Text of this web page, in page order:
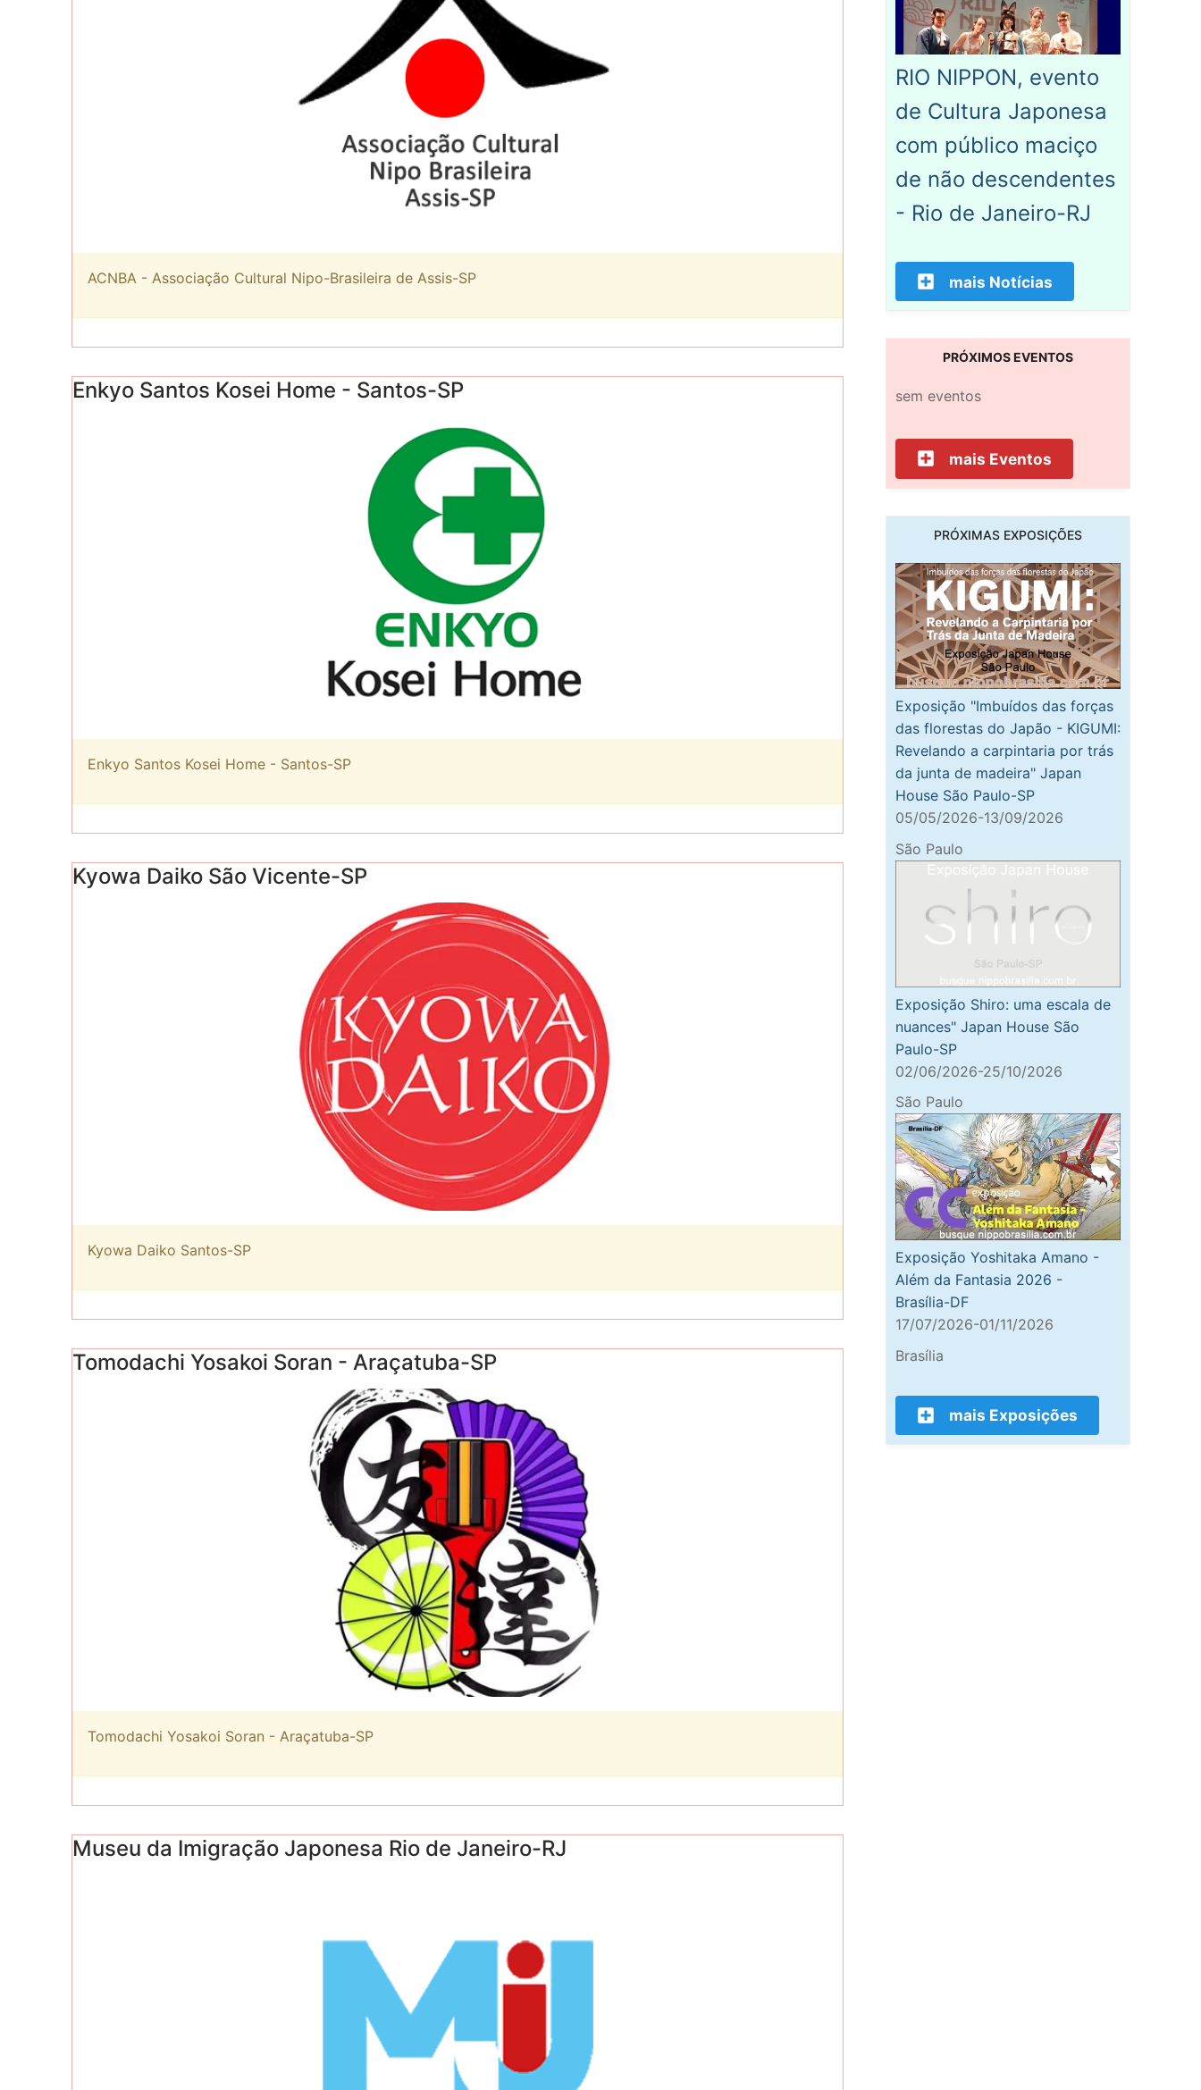
ACNBA - Associação Cultural Nipo-Brasileira de Assis-SP
Enkyo Santos Kosei Home - Santos-SP
Enkyo Santos Kosei Home - Santos-SP
Kyowa Daiko São Vicente-SP
Kyowa Daiko Santos-SP
Tomodachi Yosakoi Soran - Araçatuba-SP
Tomodachi Yosakoi Soran - Araçatuba-SP
Museu da Imigração Japonesa Rio de Janeiro-RJ
RIO NIPPON, evento
de Cultura Japonesa
com público maciço
de não descendentes
- Rio de Janeiro-RJ
mais Notícias
PRÓXIMOS EVENTOS
sem eventos
mais Eventos
PRÓXIMAS EXPOSIÇÕES
Exposição "Imbuídos das forças
das florestas do Japão - KIGUMI:
Revelando a carpintaria por trás
da junta de madeira" Japan
House São Paulo-SP
05/05/2026-13/09/2026
São Paulo
Exposição Shiro: uma escala de
nuances" Japan House São
Paulo-SP
02/06/2026-25/10/2026
São Paulo
Exposição Yoshitaka Amano -
Além da Fantasia 2026 -
Brasília-DF
17/07/2026-01/11/2026
Brasília
mais Exposições